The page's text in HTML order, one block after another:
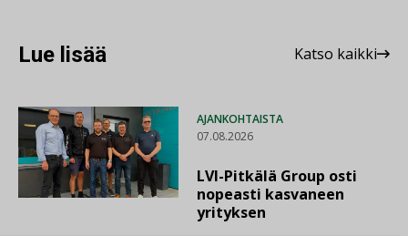
Lue lisää Katso kaikki
AJANKOHTAISTA
07.08.2026
LVI-Pitkälä Group osti
nopeasti kasvaneen
yrityksen